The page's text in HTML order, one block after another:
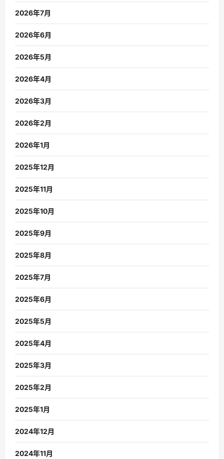
2026年7月
2026年6月
2026年5月
2026年4月
2026年3月
2026年2月
2026年1月
2025年12月
2025年11月
2025年10月
2025年9月
2025年8月
2025年7月
2025年6月
2025年5月
2025年4月
2025年3月
2025年2月
2025年1月
2024年12月
2024年11月